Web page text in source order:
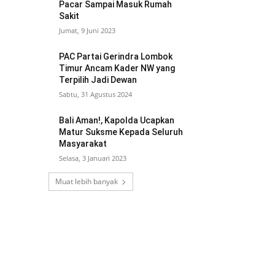
Pacar Sampai Masuk Rumah
Sakit
Jumat, 9 Juni 2023
PAC Partai Gerindra Lombok
Timur Ancam Kader NW yang
Terpilih Jadi Dewan
Sabtu, 31 Agustus 2024
Bali Aman!, Kapolda Ucapkan
Matur Suksme Kepada Seluruh
Masyarakat
Selasa, 3 Januari 2023
Muat lebih banyak